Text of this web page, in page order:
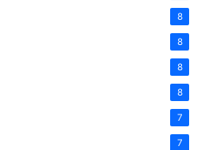
8
8
8
8
7
7